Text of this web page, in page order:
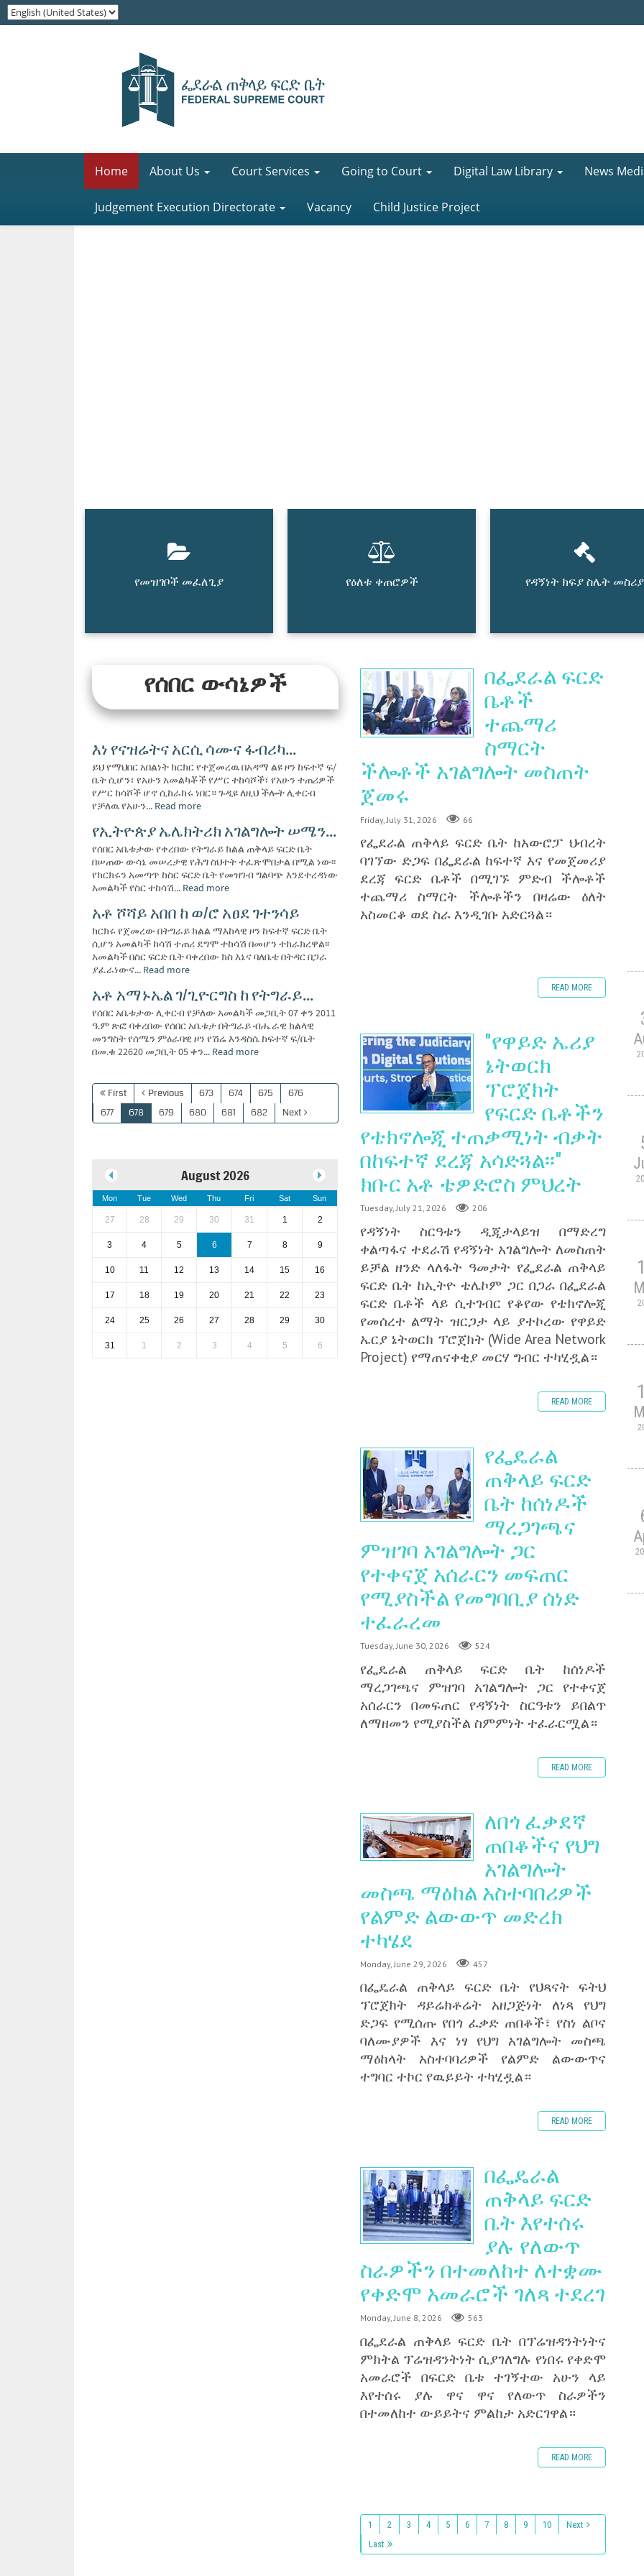
Home About Us Court Services Going to Court Digital Law Library News
Judgement Execution Directorate Vacancy Child Justice Project
የመዝገቦች መፈለጊያ የዕለቱ ቀጠሮዎች የዳኝነት ክፍያ ስሌት መስሪያ
የሰበር ውሳኔዎች
እነ የናዝሬትና አርሲ ሳሙና ፋብሪካ...
ይህ የማህበር አበልነት ክርክር የተጀመረዉ በአዳማ ልዩ ዞን ከፍተኛ ፍ/
ቤት ሲሆን፣ የአሁን አመልካቾች የሥር ተከሳሾች፣ የአሁን ተጠሪዎች
የሥር ከሳሾች ሆኖ ሲከራከሩ ነበር። ጉዲዩ ለዚህ ችሎት ሊቀርብ
የቻለዉ የአሁን... Read more
የኢትዮጵያ ኤሌክትሪክ አገልግሎት ሠሜን...
የሰበር አቤቱታው የቀረበው የትግራይ ክልል ጠቅላይ ፍርድ ቤት
በሠጠው ውሳኔ መሠረታዊ የሕግ ስህተት ተፈጽሞበታል በሚል ነው፡፡
የክርክሩን አመጣጥ ከስር ፍርድ ቤት የመዝገብ ግልባጭ እንደተረዳነው
አመልካች የስር ተከሳሽ... Read more
አቶ ሾሻይ አበበ ከ ወ/ሮ አፀደ ገተንሳይ
ክርክሩ የጀመረው በትግራይ ክልል ማእከላዊ ዞን ከፍተኛ ፍርድ ቤት
ሲሆን አመልካች ከሳሽ ተጠሪ ደግሞ ተከሳሽ በመሆን ተከራክረዋል፡፡
አመልካች በስር ፍርድ ቤት ባቀረበው ክስ እኔና ባለቤቴ በትዳር በጋራ
ያፈራነውና... Read more
አቶ አማኑኤል ገ/ጊዮርግስ ከ የትግራይ...
የሰበር አቤቱታው ሊቀርብ የቻለው አመልካች መጋቢት 07 ቀን 2011
ዓ.ም ጽፎ ባቀረበው የሰበር አቤቱታ በትግራይ ብሔራዊ ክልላዊ
መንግስት የሰሜን ምዕራባዊ ዞን የሽሬ እንዳስሴ ከፍተኛ ፍ/ቤት
በመ.ቁ 22620 መጋቢት 05 ቀን... Read more
First Previous 673 674 675
676
677
678 679 680 681 682 Next
August 2026
Mon Tue Wed Thu Fri Sat Sun
27 28 29 30 31 1 2
3 4 5 6 7 8 9
10 11 12 13 14 15 16
17 18 19 20 21 22 23
24 25 26 27 28 29 30
31 1 2 3 4 5 6
በፌደራል ፍርድ
ቤቶች
ተጨማሪ
ስማርት
ችሎቶች አገልግሎት መስጠት
ጀመሩ
Friday, July 31, 2026 66
የፌደራል ጠቅላይ ፍርድ ቤት ከአውሮፓ ህብረት
ባገኘው ድጋፍ በፌደራል ከፍተኛ እና የመጀመሪያ
ደረጃ ፍርድ ቤቶች በሚገኙ ምድብ ችሎቶች
ተጨማሪ ስማርት ችሎቶችን በዛሬው ዕለት
አስመርቆ ወደ ስራ እንዲገቡ አድርጓል።
READ MORE
"የዋይድ ኤሪያ
ኔትወርክ
ፕሮጀክት
የፍርድ ቤቶችን
የቴክኖሎጂ ተጠቃሚነት ብቃት
በከፍተኛ ደረጃ አሳድጓል፡፡"
ክቡር አቶ ቴዎድሮስ ምህረት
Tuesday, July 21, 2026 206
የዳኝነት ስርዓቱን ዲጂታላይዝ በማድረግ
ቀልጣፋና ተደራሽ የዳኝነት አገልግሎት ለመስጠት
ይቻል ዘንድ ላለፋት ዓመታት የፌደራል ጠቅላይ
ፍርድ ቤት ከኢትዮ ቴሌኮም ጋር በጋራ በፌደራል
ፍርድ ቤቶች ላይ ሲተገብር የቆየው የቴክኖሎጂ
የመሰረተ ልማት ዝርጋታ ላይ ያተኮረው የዋይድ
ኤርያ ኔትወርክ ፕሮጀክት (Wide Area Network
Project) የማጠናቀቂያ መርሃ ግብር ተካሂዷል።
READ MORE
የፌዴራል
ጠቅላይ ፍርድ
ቤት ከሰነዶች
ማረጋገጫና
ምዝገባ አገልግሎት ጋር
የተቀናጀ አሰራርን መፍጠር
የሚያስችል የመግባቢያ ሰነድ
ተፈራረመ
Tuesday, June 30, 2026 524
‎የፌዴራል ጠቅላይ ፍርድ ቤት ከሰነዶች
ማረጋገጫና ምዝገባ አገልግሎት ጋር የተቀናጀ
አሰራርን በመፍጠር የዳኝነት ስርዓቱን ይበልጥ
ለማዘመን የሚያስችል ስምምነት ተፈራርሟል።
READ MORE
ለበጎ ፈቃደኛ
ጠበቆችና የህግ
አገልግሎት
መስጫ ማዕከል አስተባበሪዎች
የልምድ ልውውጥ መድረክ
ተካሄደ
Monday, June 29, 2026 457
በፌዴራል ጠቅላይ ፍርድ ቤት የህጻናት ፍትህ
ፕሮጀክት ዳይሬክቶሬት አዘጋጅነት ለነጻ የህግ
ድጋፍ የሚሰጡ የበጎ ፈቃድ ጠበቆች፣ የስነ ልቦና
ባለሙያዎች እና ነፃ የህግ አገልግሎት መስጫ
ማዕከላት አስተባባሪዎች የልምድ ልውውጥና
ተግባር ተኮር የዉይይት ተካሂዷል።
READ MORE
በፌዴራል
ጠቅላይ ፍርድ
ቤት እየተሰሩ
ያሉ የለውጥ
ስራዎችን በተመለከተ ለተቋሙ
የቀድሞ አመራሮች ገለጻ ተደረገ
Monday, June 8, 2026 563
በፌደራል ጠቅላይ ፍርድ ቤት በፕሬዝዳንትነትና
ምክትል ፕሬዝዳንትነት ሲያገለግሉ የነበሩ የቀድሞ
አመራሮች በፍርድ ቤቱ ተገኝተው አሁን ላይ
እየተሰሩ ያሉ ዋና ዋና የለውጥ ስራዎችን
በተመለከተ ውይይትና ምልከታ አድርገዋል።
READ MORE
1 2 3 4 5 6 7 8 9 10
Next
Last